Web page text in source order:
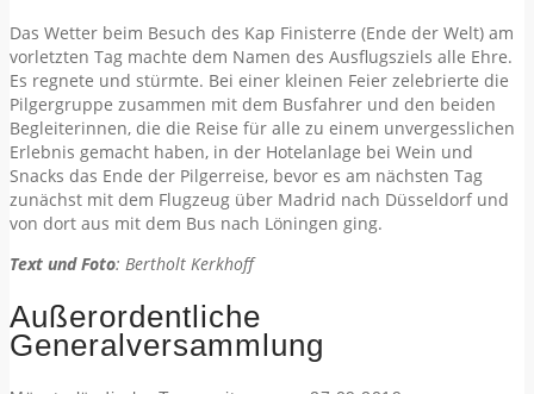
Das Wetter beim Besuch des Kap Finisterre (Ende der Welt) am
vorletzten Tag machte dem Namen des Ausflugsziels alle Ehre.
Es regnete und stürmte. Bei einer kleinen Feier zelebrierte die
Pilgergruppe zusammen mit dem Busfahrer und den beiden
Begleiterinnen, die die Reise für alle zu einem unvergesslichen
Erlebnis gemacht haben, in der Hotelanlage bei Wein und
Snacks das Ende der Pilgerreise, bevor es am nächsten Tag
zunächst mit dem Flugzeug über Madrid nach Düsseldorf und
von dort aus mit dem Bus nach Löningen ging.
Text und Foto: Bertholt Kerkhoff
Außerordentliche
Generalversammlung